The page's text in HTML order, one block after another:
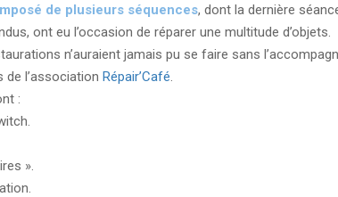
de plusieurs séquences, dont la dernière
ont eu l’occasion de réparer une multitude d’objets.
n’auraient jamais pu se faire sans
de l’association Répair’Café.
:
».